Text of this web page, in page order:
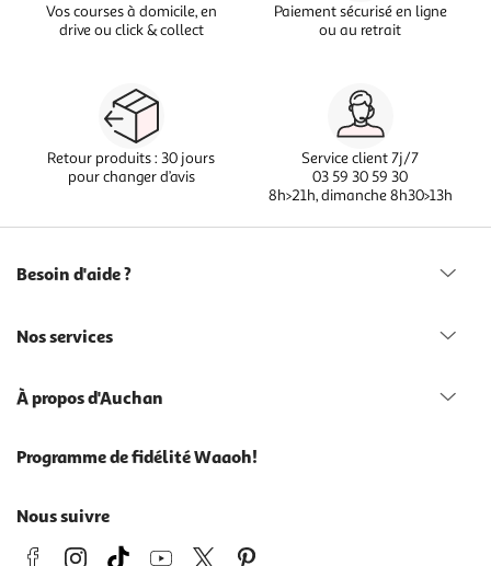
Vos courses à domicile, en
drive ou click & collect
Paiement sécurisé en ligne
ou au retrait
Retour produits : 30 jours
pour changer d’avis
Service client 7j/7
03 59 30 59 30
8h>21h, dimanche 8h30>13h
Besoin d'aide ?
Nos services
À propos d'Auchan
Programme de fidélité Waaoh!
Nous suivre